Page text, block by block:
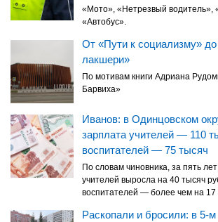
«Мото», «Нетрезвый водитель»,
«Автобус».
От «Пути к социализму»
лакшери»
По мотивам книги Адриана
Барвиха»
Иванов: в Одинцовском
зарплата учителей — 110
воспитателей — 75 тысяч
По словам чиновника, за пять
учителей выросла на 40 тысяч
воспитателей — более чем на 17
Раскопали и бросили: в 5-